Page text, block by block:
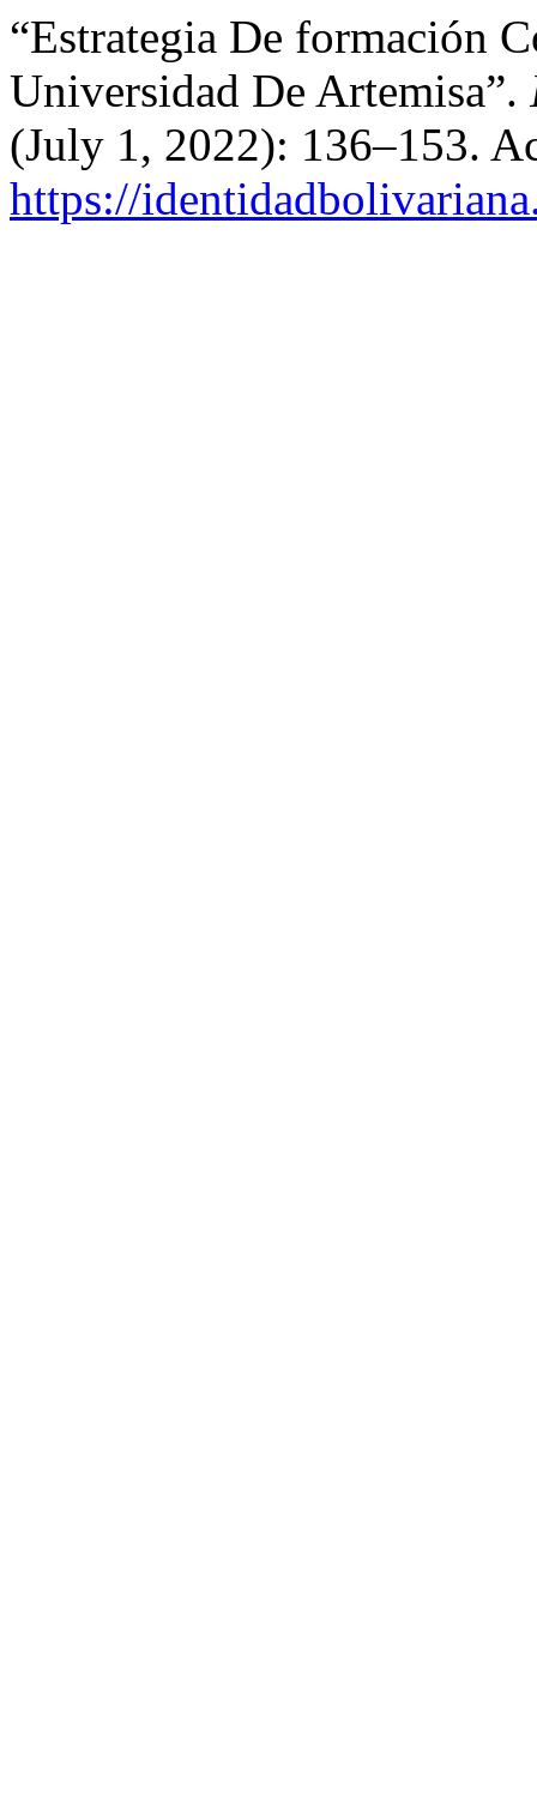
“Estrategia De formación
Universidad De Artemisa”.
(July 1, 2022): 136–153.
https://